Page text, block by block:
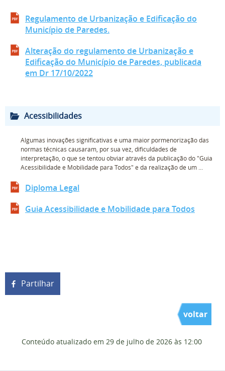
Regulamento de Urbanização e Edificação do
Município de Paredes.
Alteração do regulamento de Urbanização e
Edificação do Município de Paredes, publicada
em Dr 17/10/2022
Acessibilidades
Algumas inovações significativas e uma maior pormenorização das
normas técnicas causaram, por sua vez, dificuldades de
interpretação, o que se tentou obviar através da publicação do "Guia
Acessibilidade e Mobilidade para Todos" e da realização de um ...
Diploma Legal
Guia Acessibilidade e Mobilidade para Todos
Partilhar
voltar
Conteúdo atualizado em 29 de julho de 2026 às 12:00